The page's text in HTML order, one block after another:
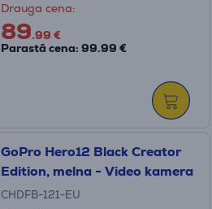
Drauga cena:
89.99 €
Parastā cena: 99.99 €
GoPro Hero12 Black Creator
Edition, melna - Video kamera
CHDFB-121-EU